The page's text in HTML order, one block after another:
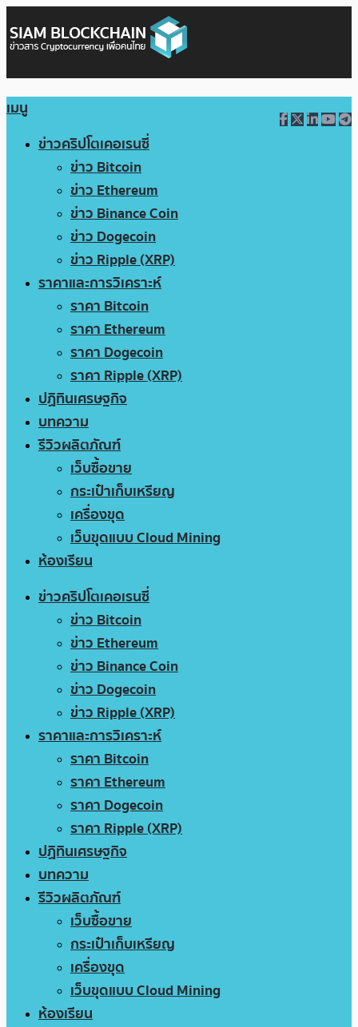
เมนู
ข่าวคริปโตเคอเรนซี่
ข่าว Bitcoin
ข่าว Ethereum
ข่าว Binance Coin
ข่าว Dogecoin
ข่าว Ripple (XRP)
ราคาและการวิเคราะห์
ราคา Bitcoin
ราคา Ethereum
ราคา Dogecoin
ราคา Ripple (XRP)
ปฏิทินเศรษฐกิจ
บทความ
รีวิวผลิตภัณฑ์
เว็บซื้อขาย
กระเป๋าเก็บเหรียญ
เครื่องขุด
เว็บขุดแบบ Cloud Mining
ห้องเรียน
ข่าวคริปโตเคอเรนซี่
ข่าว Bitcoin
ข่าว Ethereum
ข่าว Binance Coin
ข่าว Dogecoin
ข่าว Ripple (XRP)
ราคาและการวิเคราะห์
ราคา Bitcoin
ราคา Ethereum
ราคา Dogecoin
ราคา Ripple (XRP)
ปฏิทินเศรษฐกิจ
บทความ
รีวิวผลิตภัณฑ์
เว็บซื้อขาย
กระเป๋าเก็บเหรียญ
เครื่องขุด
เว็บขุดแบบ Cloud Mining
ห้องเรียน